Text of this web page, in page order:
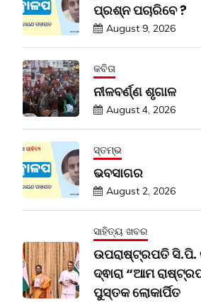
ପ୍ରଶ୍ନ ପଚାରିବେ ?
August 9, 2026
କବିତା
ନୀଳବର୍ଣ୍ଣ ଶୃଗାଳ
August 4, 2026
ସ୍ତମ୍ଭ
ଭବସାଗର
August 2, 2026
ସାହିତ୍ୟ ଖବର
ଉପରାଷ୍ଟ୍ରପତି ସି.ପି.
ଦ୍ଵାରା “ଆମ
ପୁସ୍ତକ ଲୋକାର୍ପିତ